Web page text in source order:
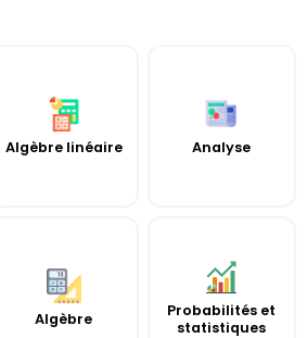
Algèbre linéaire Analyse
Algèbre
Probabilités et
statistiques